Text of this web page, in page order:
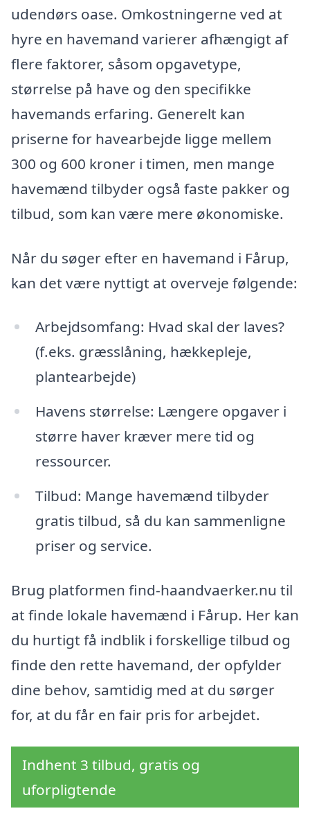
udendørs oase. Omkostningerne ved at
hyre en havemand varierer afhængigt af
flere faktorer, såsom opgavetype,
størrelse på have og den specifikke
havemands erfaring. Generelt kan
priserne for havearbejde ligge mellem
300 og 600 kroner i timen, men mange
havemænd tilbyder også faste pakker og
tilbud, som kan være mere økonomiske.
Når du søger efter en havemand i Fårup,
kan det være nyttigt at overveje følgende:
Arbejdsomfang: Hvad skal der laves?
(f.eks. græsslåning, hækkepleje,
plantearbejde)
Havens størrelse: Længere opgaver i
større haver kræver mere tid og
ressourcer.
Tilbud: Mange havemænd tilbyder
gratis tilbud, så du kan sammenligne
priser og service.
Brug platformen find-haandvaerker.nu til
at finde lokale havemænd i Fårup. Her kan
du hurtigt få indblik i forskellige tilbud og
finde den rette havemand, der opfylder
dine behov, samtidig med at du sørger
for, at du får en fair pris for arbejdet.
Indhent 3 tilbud, gratis og
uforpligtende